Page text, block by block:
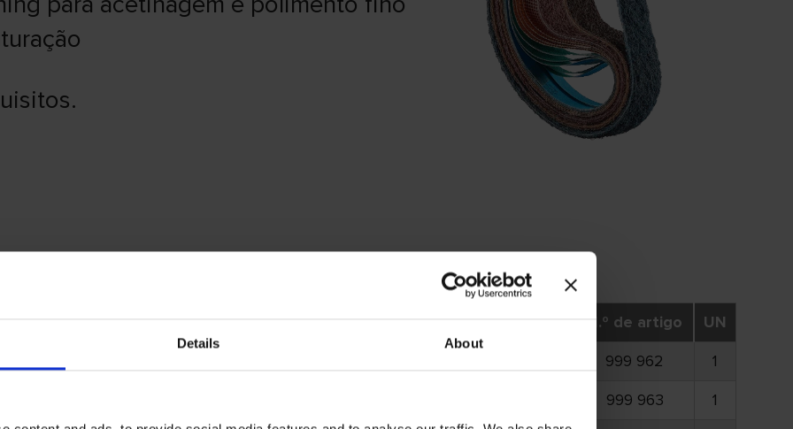
Details About
Largura da cinta Comprimento da cinta N.º de artigo
UN
cinta para tubos PBS650
999 962
1
tubos WENDT PBS760
999 963
1